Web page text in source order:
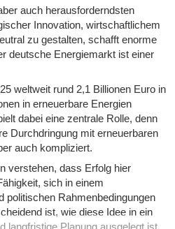
auch herausforderndsten
Innovation, wirtschaftlichem
zu gestalten, schafft enorme
deutsche Energiemarkt ist einer
weltweit rund 2,1 Billionen Euro in
in erneuerbare Energien
dabei eine zentrale Rolle, denn
Durchdringung mit erneuerbaren
auch kompliziert.
verstehen, dass Erfolg hier
sich in einem
politischen Rahmenbedingungen
ist, wie diese Idee in ein